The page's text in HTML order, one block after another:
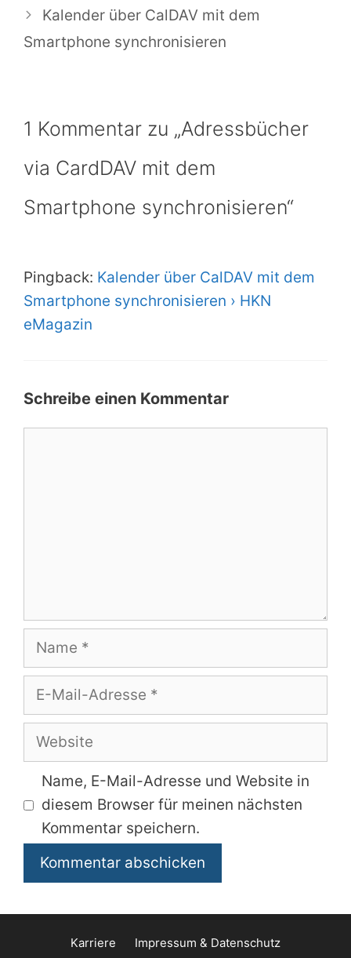
Kalender über CalDAV mit dem
Smartphone synchronisieren
1 Kommentar zu „Adressbücher
via CardDAV mit dem
Smartphone synchronisieren“
Pingback: Kalender über CalDAV mit dem
Smartphone synchronisieren › HKN
eMagazin
Schreibe einen Kommentar
Name
E-
Mail-
Adresse
Website
Name, E-Mail-Adresse und Website in
diesem Browser für meinen nächsten
Kommentar speichern.
Karriere Impressum & Datenschutz